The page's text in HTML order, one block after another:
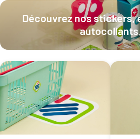
Découvrez nos